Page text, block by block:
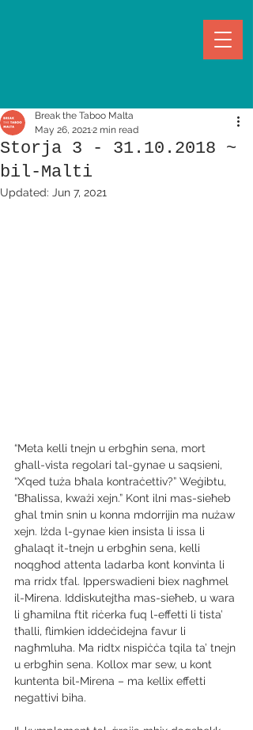
Storja 3 - 31.10.2018 ~
bil-Malti
Break the Taboo Malta
May 26, 20212 min read
Updated: Jun 7, 2021
“Meta kelli tnejn u erbgħin sena, mort
għall-vista regolari tal-gynae u saqsieni,
“X’qed tuża bħala kontraċettiv?” Weġibtu,
“Bħalissa, kważi xejn.” Kont ilni mas-sieħeb
għal tmin snin u konna mdorrijin ma nużaw
xejn. Iżda l-gynae kien insista li issa li
għalaqt it-tnejn u erbgħin sena, kelli
noqgħod attenta ladarba kont konvinta li
ma rridx tfal. Ipperswadieni biex nagħmel
il-Mirena. Iddiskutejtha mas-sieħeb, u wara
li għamilna ftit riċerka fuq l-effetti li tista’
tħalli, flimkien iddeċidejna favur li
nagħmluha. Ma ridtx nispiċċa tqila ta’ tnejn
u erbgħin sena. Kollox mar sew, u kont
kuntenta bil-Mirena – ma kellix effetti
negattivi biha.